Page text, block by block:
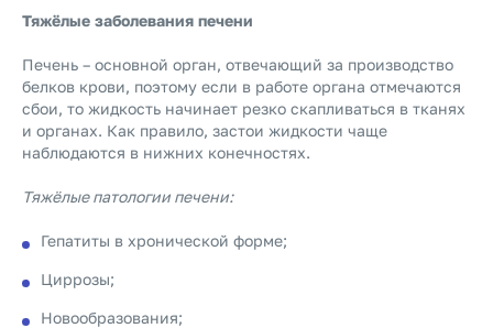
Тяжёлые заболевания печени
Печень – основной орган, отвечающий за производство
белков крови, поэтому если в работе органа отмечаются
сбои, то жидкость начинает резко скапливаться в тканях
и органах. Как правило, застои жидкости чаще
наблюдаются в нижних конечностях.
Тяжёлые патологии печени:
Гепатиты в хронической форме;
Циррозы;
Новообразования;